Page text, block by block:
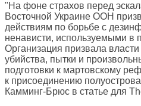
"На фоне страхов перед
Восточной Украине ООН
действиям по борьбе с
ненависти, используемыми в
Организация призвала
убийства, пытки и
подготовки к мартовскому
к присоединению
Камминг-Брюс в статье для